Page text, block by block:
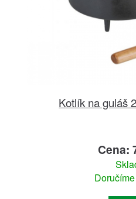
Kotlík na guláš
Cena: